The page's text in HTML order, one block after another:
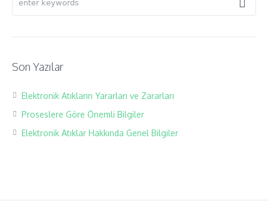
Son Yazılar
Elektronik Atıkların Yararları ve Zararları
Proseslere Göre Önemli Bilgiler
Elektronik Atıklar Hakkında Genel Bilgiler